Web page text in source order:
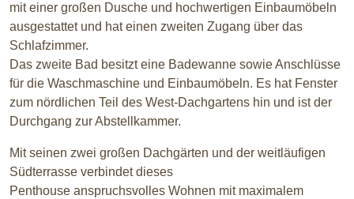
mit einer großen Dusche und hochwertigen Einbaumöbeln
ausgestattet und hat einen zweiten Zugang über das
Schlafzimmer.
Das zweite Bad besitzt eine Badewanne sowie Anschlüsse
für die Waschmaschine und Einbaumöbeln. Es hat Fenster
zum nördlichen Teil des West-Dachgartens hin und ist der
Durchgang zur Abstellkammer.
Mit seinen zwei großen Dachgärten und der weitläufigen
Südterrasse verbindet dieses
Penthouse anspruchsvolles Wohnen mit maximalem